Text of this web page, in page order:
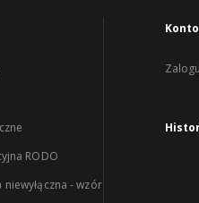
RODO
- wzór